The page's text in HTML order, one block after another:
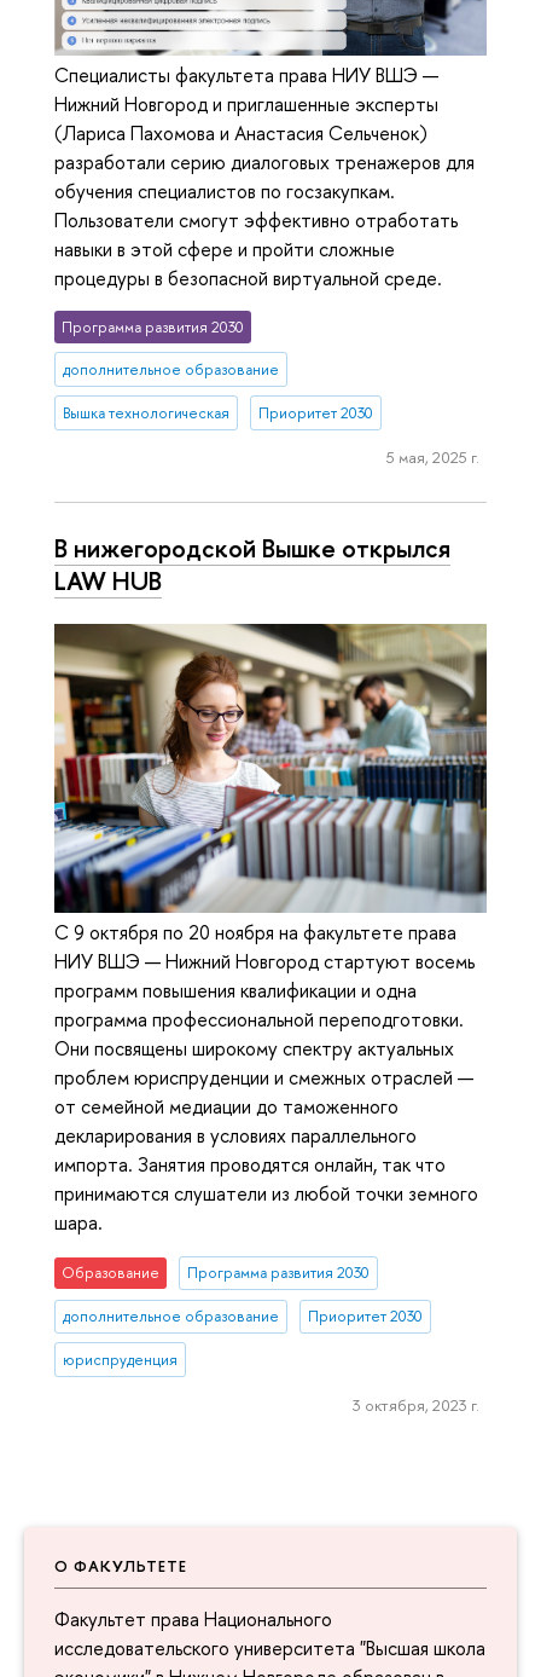
О ФАКУЛЬТЕТЕ
Факультет права Национального
исследовательского университета "Высшая школа
Специалисты факультета права НИУ ВШЭ —
Нижний Новгород и приглашенные эксперты
(Лариса Пахомова и Анастасия Сельченок)
разработали серию диалоговых тренажеров для
обучения специалистов по госзакупкам.
Пользователи смогут эффективно отработать
навыки в этой сфере и пройти сложные
процедуры в безопасной виртуальной среде.
Программа развития 2030
дополнительное образование
Вышка технологическая Приоритет 2030
5 мая, 2025 г.
В нижегородской Вышке открылся
LAW HUB
С 9 октября по 20 ноября на факультете права
НИУ ВШЭ — Нижний Новгород стартуют восемь
программ повышения квалификации и одна
программа профессиональной переподготовки.
Они посвящены широкому спектру актуальных
проблем юриспруденции и смежных отраслей —
от семейной медиации до таможенного
декларирования в условиях параллельного
импорта. Занятия проводятся онлайн, так что
принимаются слушатели из любой точки земного
шара.
Образование Программа развития 2030
дополнительное образование Приоритет 2030
юриспруденция
3 октября, 2023 г.